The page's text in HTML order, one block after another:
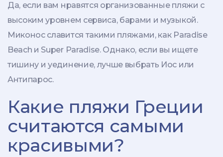
Да, если вам нравятся организованные пляжи с
высоким уровнем сервиса, барами и музыкой.
Миконос славится такими пляжами, как Paradise
Beach и Super Paradise. Однако, если вы ищете
тишину и уединение, лучше выбрать Иос или
Антипарос.
Какие пляжи Греции
считаются самыми
красивыми?